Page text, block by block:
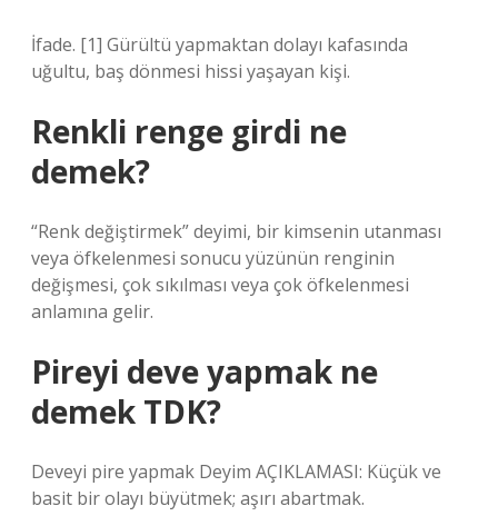
İfade. [1] Gürültü yapmaktan dolayı kafasında
uğultu, baş dönmesi hissi yaşayan kişi.
Renkli renge girdi ne
demek?
“Renk değiştirmek” deyimi, bir kimsenin utanması
veya öfkelenmesi sonucu yüzünün renginin
değişmesi, çok sıkılması veya çok öfkelenmesi
anlamına gelir.
Pireyi deve yapmak ne
demek TDK?
Deveyi pire yapmak Deyim AÇIKLAMASI: Küçük ve
basit bir olayı büyütmek; aşırı abartmak.